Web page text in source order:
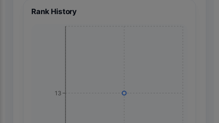
Rank History
13